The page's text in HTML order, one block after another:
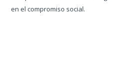
en el compromiso social.